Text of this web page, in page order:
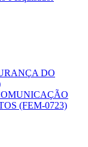
DO
(FEM-0723)